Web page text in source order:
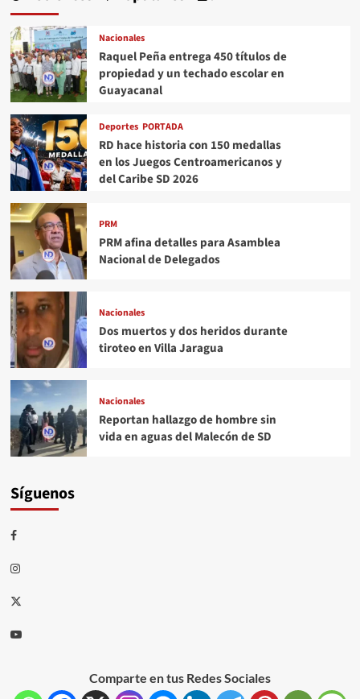
Nacionales
Raquel Peña entrega 450 títulos de
propiedad y un techado escolar en
Guayacanal
Deportes PORTADA
RD hace historia con 150 medallas
en los Juegos Centroamericanos y
del Caribe SD 2026
PRM
PRM afina detalles para Asamblea
Nacional de Delegados
Nacionales
Dos muertos y dos heridos durante
tiroteo en Villa Jaragua
Nacionales
Reportan hallazgo de hombre sin
vida en aguas del Malecón de SD
Síguenos
Comparte en tus Redes Sociales